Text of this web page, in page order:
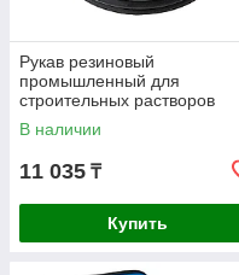
Рукав резиновый
промышленный для
строительных растворов
SEMPERIT SM40 50х8мм 1м
В наличии
11 035 ₸
Купить